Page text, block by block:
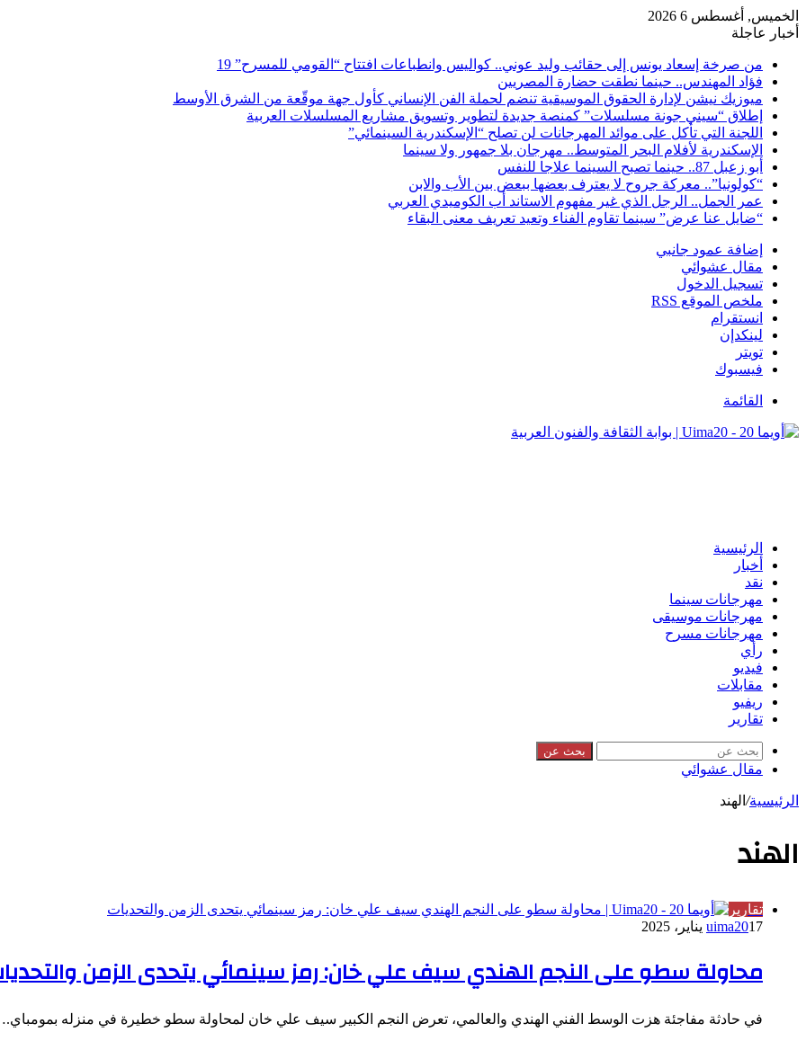
الخميس, أغسطس 6 2026
أخبار عاجلة
من صرخة إسعاد يونس إلى حقائب وليد عوني.. كواليس وانطباعات افتتاح “القومي للمسرح” 19
فؤاد المهندس.. حينما نطقت حضارة المصريين
ميوزيك نيشن لإدارة الحقوق الموسيقية تنضم لحملة الفن الإنساني كأول جهة موقّعة من الشرق الأوسط
إطلاق “سيني جونة مسلسلات” كمنصة جديدة لتطوير وتسويق مشاريع المسلسلات العربية
اللجنة التي تأكل على موائد المهرجانات لن تصلح “الإسكندرية السينمائي”
الإسكندرية لأفلام البحر المتوسط.. مهرجان بلا جمهور ولا سينما
أبو زعبل 87.. حينما تصبح السينما علاجا للنفس
“كولونيا”.. معركة جروح لا يعترف بعضها ببعض بين الأب والابن
عمر الجمل.. الرجل الذي غير مفهوم الاستاند أب الكوميدي العربي
“ضايل عنا عرض” سينما تقاوم الفناء وتعيد تعريف معنى البقاء
إضافة عمود جانبي
مقال عشوائي
تسجيل الدخول
ملخص الموقع RSS
انستقرام
لينكدإن
تويتر
فيسبوك
القائمة
الرئيسية
أخبار
نقد
مهرجانات سينما
مهرجانات موسيقى
مهرجانات مسرح
رأي
فيديو
مقابلات
ريفيو
تقارير
بحث عن
مقال عشوائي
الرئيسية/ الهند
الهند
تقارير
uima2017 يناير، 2025
محاولة سطو على النجم الهندي سيف علي خان: رمز سينمائي يتحدى الزمن
في حادثة مفاجئة هزت الوسط الفني الهندي والعالمي، تعرض النجم الكبير سيف علي خان لمحاولة سطو خطيرة في منزله